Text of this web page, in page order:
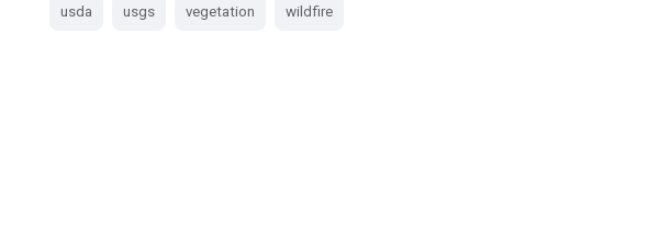
usda usgs vegetation wildfire